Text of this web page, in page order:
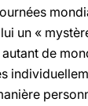
un «
de